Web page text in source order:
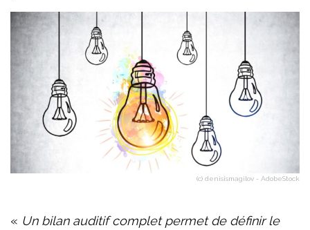
(c) denisismagilov - AdobeStock
« Un bilan auditif complet permet de définir le